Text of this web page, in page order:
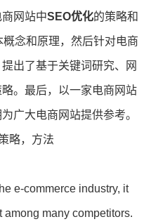
网站中SEO优化的策略和
念和原理，然后针对电商
出了基于关键词研究、网
。最后，以一家电商网站
广大电商网站提供参考。
略，方法
e-commerce industry, it
among many competitors.